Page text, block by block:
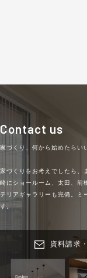
Contact us
家づくり、何から始めたらい
家づくりをお考えでしたら、
崎にショールーム、太田、前
テリアギャラリーも完備。ミ
す。
資料請求